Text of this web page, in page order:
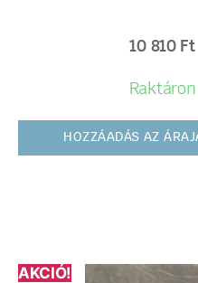
10 810 Ft
Raktáron
HOZZÁADÁS AZ
AKCIÓ!